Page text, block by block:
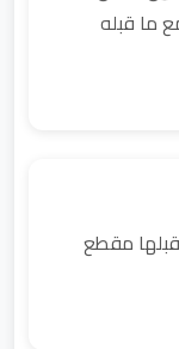
ما قبله
مقطع